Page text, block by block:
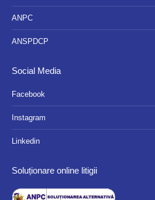
ANPC
ANSPDCP
Social Media
Facebook
Instagram
Linkedin
Soluționare online litigii